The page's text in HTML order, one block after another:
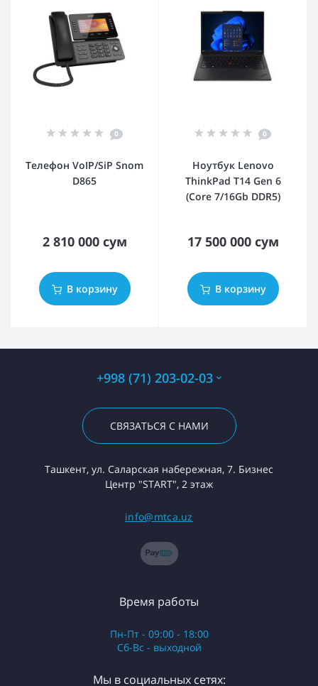
0
Телефон VoIP/SiP Snom
D865
2 810 000 сум
В корзину
0
Ноутбук Lenovo
ThinkPad T14 Gen 6
(Core 7/16Gb DDR5)
17 500 000 сум
В корзину
+998 (71) 203-02-03
СВЯЗАТЬСЯ С НАМИ
Ташкент, ул. Саларская набережная, 7. Бизнес
Центр "START", 2 этаж
info@mtca.uz
Время работы
Пн-Пт - 09:00 - 18:00
Сб-Вс - выходной
Мы в социальных сетях: